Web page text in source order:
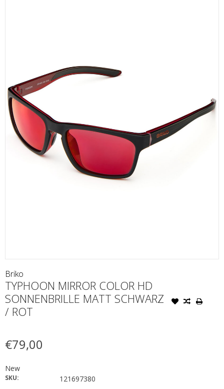
Briko
TYPHOON MIRROR COLOR HD
SONNENBRILLE MATT SCHWARZ
/ ROT
€79,00
New
SKU: 121697380